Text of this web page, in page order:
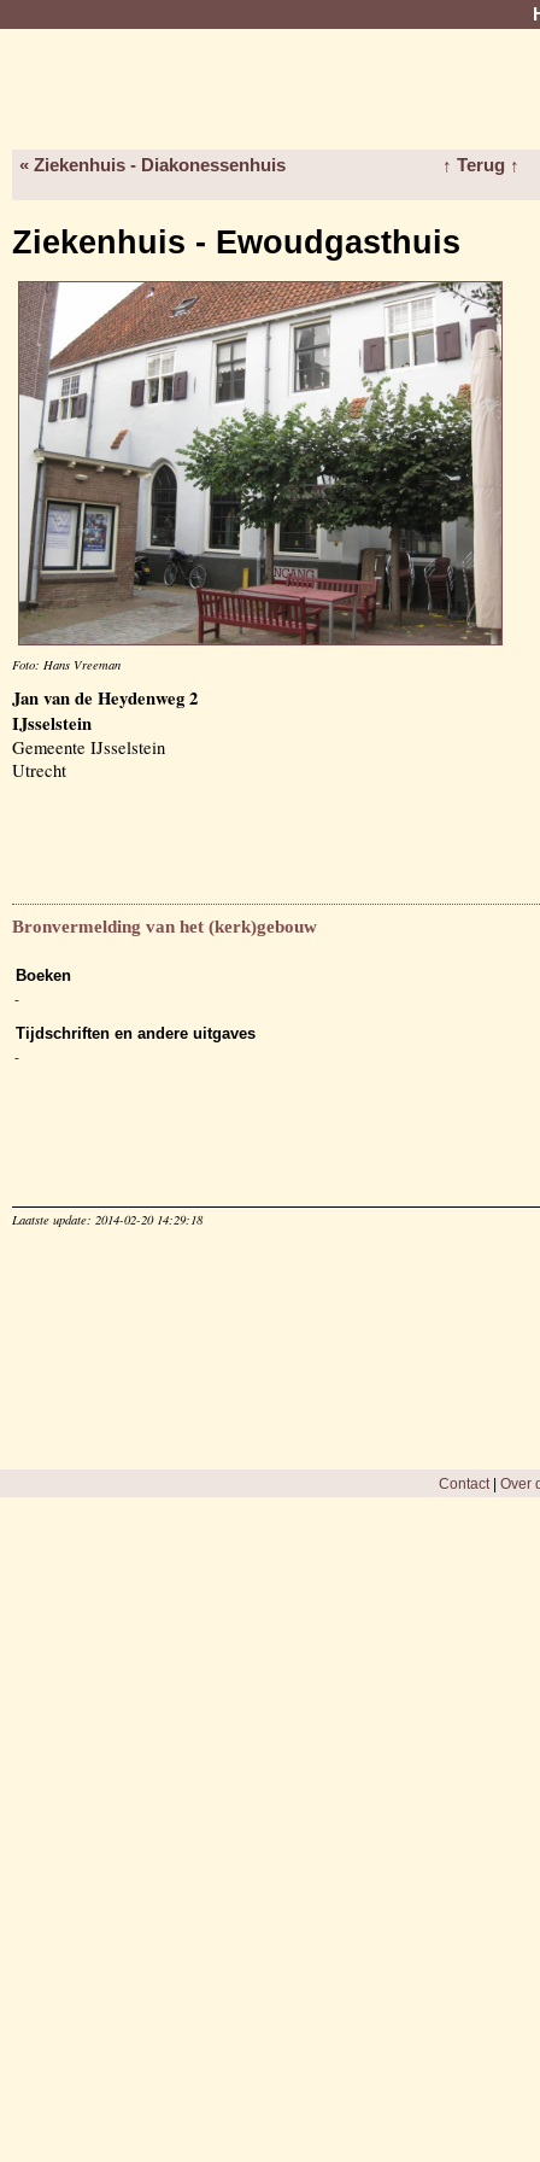
« Ziekenhuis - Diakonessenhuis ↑ Terug ↑
Ziekenhuis - Ewoudgasthuis
Foto: Hans Vreeman
Jan van de Heydenweg 2
IJsselstein
Gemeente IJsselstein
Utrecht
Bronvermelding van het (kerk)gebouw
Boeken
-
Tijdschriften en andere uitgaves
-
Laatste update: 2014-02-20 14:29:18
Contact| Over